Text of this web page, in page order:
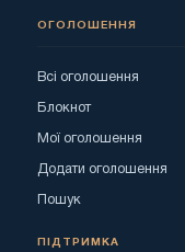
ОГОЛОШЕННЯ
Всі оголошення
Блокнот
Мої оголошення
Додати оголошення
Пошук
ПІДТРИМКА